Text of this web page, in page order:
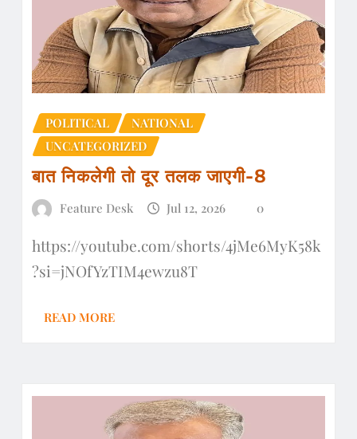
POLITICAL
NATIONAL
UNCATEGORIZED
बात निकलेगी तो दूर तलक जाएगी-8
Feature Desk Jul 12, 2026 0
https://youtube.com/shorts/4jMe6MyK58k
?si=jNOfYzTIM4ewzu8T
READ MORE